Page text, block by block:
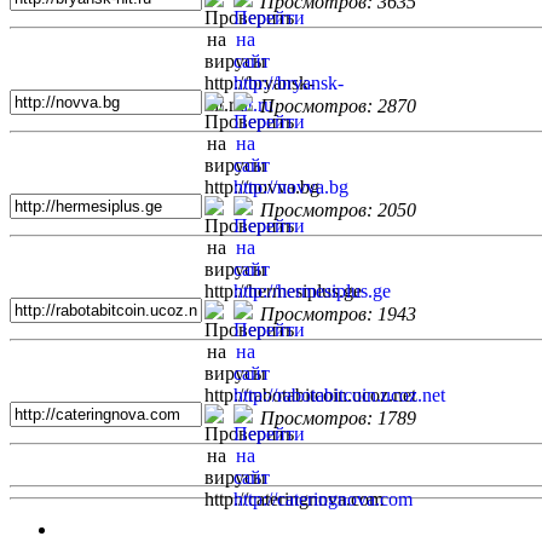
Просмотров: 2870
Просмотров: 2050
Просмотров: 1943
Просмотров: 1789